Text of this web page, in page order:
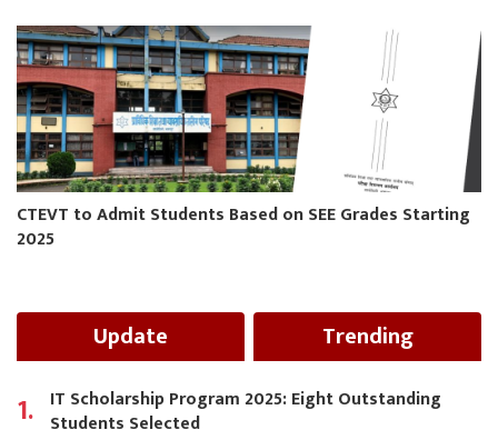
CTEVT to Admit Students Based on SEE Grades Starting
2025
Update Trending
1. IT Scholarship Program 2025: Eight Outstanding
Students Selected